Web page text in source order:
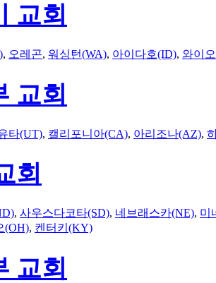
교회
, 오레곤, 워싱턴(WA), 아이다호(ID), 와이
교회
타(UT), 캘리포니아(CA), 아리조나(AZ),
회
, 사우스다코타(SD), 네브래스카(NE), 미
(OH), 켄터키(KY)
교회